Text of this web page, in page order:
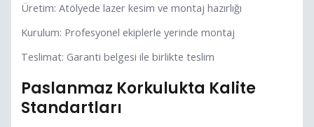
Üretim: Atölyede lazer kesim ve montaj hazırlığı
Kurulum: Profesyonel ekiplerle yerinde montaj
Teslimat: Garanti belgesi ile birlikte teslim
Paslanmaz Korkulukta Kalite
Standartları